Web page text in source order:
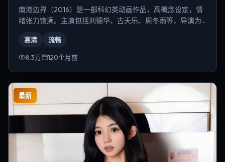
南港边界（2016）是一部科幻类动画作品，高概念设定，情
绪张力饱满。主演包括刘德华、古天乐、周冬雨等，导演为
高清 流畅
8.3万 120个月前
最新